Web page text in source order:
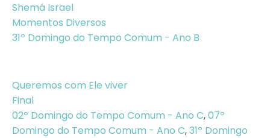
Shemá Israel
Momentos Diversos
31º Domingo do Tempo Comum - Ano B
Queremos com Ele viver
Final
02º Domingo do Tempo Comum - Ano C,07º
Domingo do Tempo Comum - Ano C,31º Domingo